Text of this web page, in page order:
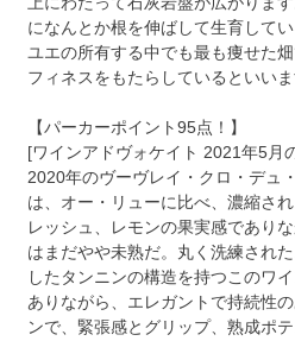
になんとか根を伸ばして生育してい
ユエの所有する中でも最も痩せた
フィネスをもたらしているといいま
【パーカーポイント95点！】
[ワインアドヴォケイト 2021年5月
2020年のヴーヴレイ・クロ・デュ
は、オー・リューに比べ、濃縮さ
レッシュ、レモンの果実感であり
はまだやや未熟だ。丸く洗練され
したタンニンの構造を持つこのワ
ありながら、エレガントで持続性
ンで、緊張感とグリップ、熟成ポ